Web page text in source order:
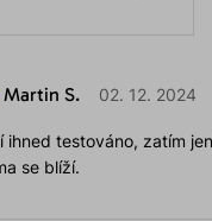
Martin S. 02. 12. 2024
ihned testováno, zatím
se blíží.